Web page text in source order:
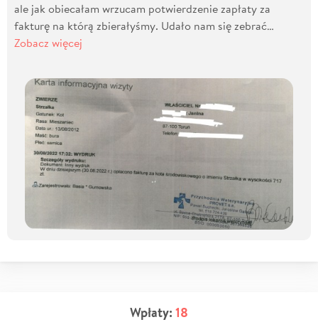
ale jak obiecałam wrzucam potwierdzenie zapłaty za
fakturę na którą zbierałyśmy. Udało nam się zebrać…
Zobacz więcej
Wpłaty: 18